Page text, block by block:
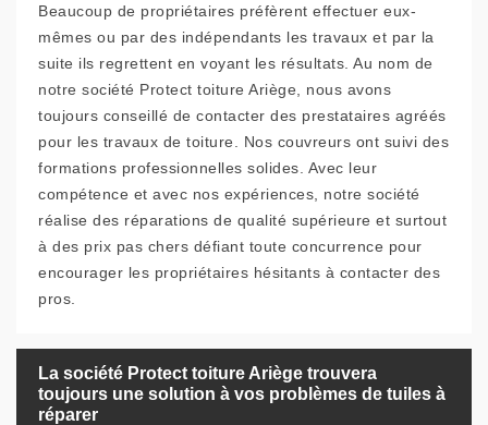
Beaucoup de propriétaires préfèrent effectuer eux-
mêmes ou par des indépendants les travaux et par la
suite ils regrettent en voyant les résultats. Au nom de
notre société Protect toiture Ariège, nous avons
toujours conseillé de contacter des prestataires agréés
pour les travaux de toiture. Nos couvreurs ont suivi des
formations professionnelles solides. Avec leur
compétence et avec nos expériences, notre société
réalise des réparations de qualité supérieure et surtout
à des prix pas chers défiant toute concurrence pour
encourager les propriétaires hésitants à contacter des
pros.
La société Protect toiture Ariège trouvera
toujours une solution à vos problèmes de tuiles à
réparer